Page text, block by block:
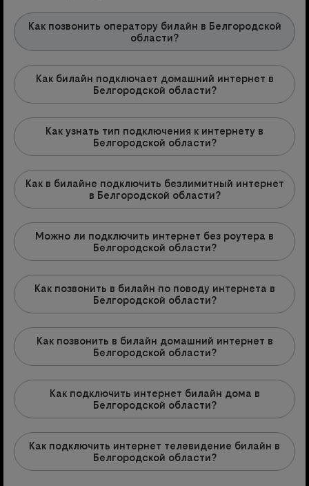
Как позвонить оператору билайн в Белгородской
области?
Как билайн подключает домашний интернет в
Белгородской области?
Как узнать тип подключения к интернету в
Белгородской области?
Как в билайне подключить безлимитный интернет
в Белгородской области?
Можно ли подключить интернет без роутера в
Белгородской области?
Как позвонить в билайн по поводу интернета в
Белгородской области?
Как позвонить в билайн домашний интернет в
Белгородской области?
Как подключить интернет билайн дома в
Белгородской области?
Как подключить интернет телевидение билайн в
Белгородской области?